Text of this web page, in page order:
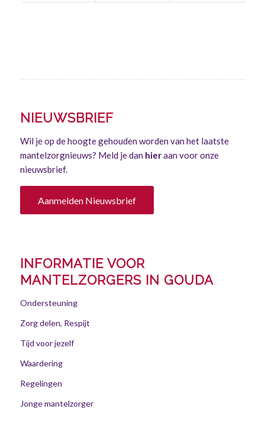
NIEUWSBRIEF
Wil je op de hoogte gehouden worden van het laatste
mantelzorgnieuws? Meld je dan hieraan voor onze
nieuwsbrief.
Aanmelden Nieuwsbrief
INFORMATIE VOOR
MANTELZORGERS IN GOUDA
Ondersteuning
Zorg delen, Respijt
Tijd voor jezelf
Waardering
Regelingen
Jonge mantelzorger